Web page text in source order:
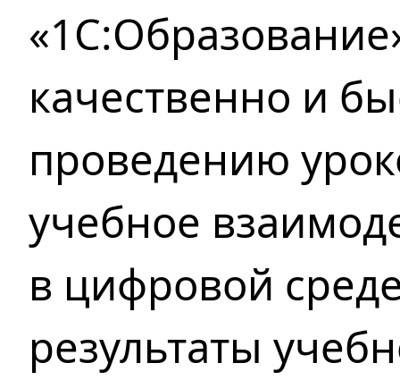
качественно и
проведению
учебное
в цифровой
результаты